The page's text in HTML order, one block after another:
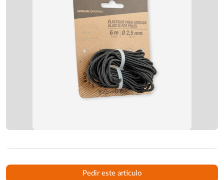
Pedir este artículo